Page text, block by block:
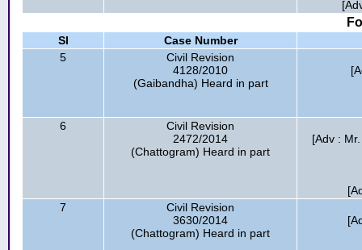
Sl
Case Number
5
Civil Revision
4128/2010
(Gaibandha) Heard in part
6
Civil Revision
2472/2014
(Chattogram) Heard in part
[Adv :
7
Civil Revision
3630/2014
(Chattogram) Heard in part